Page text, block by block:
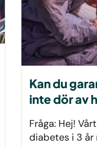
Kan du
inte dör av
Fråga: Hej!
diabetes i 3 år